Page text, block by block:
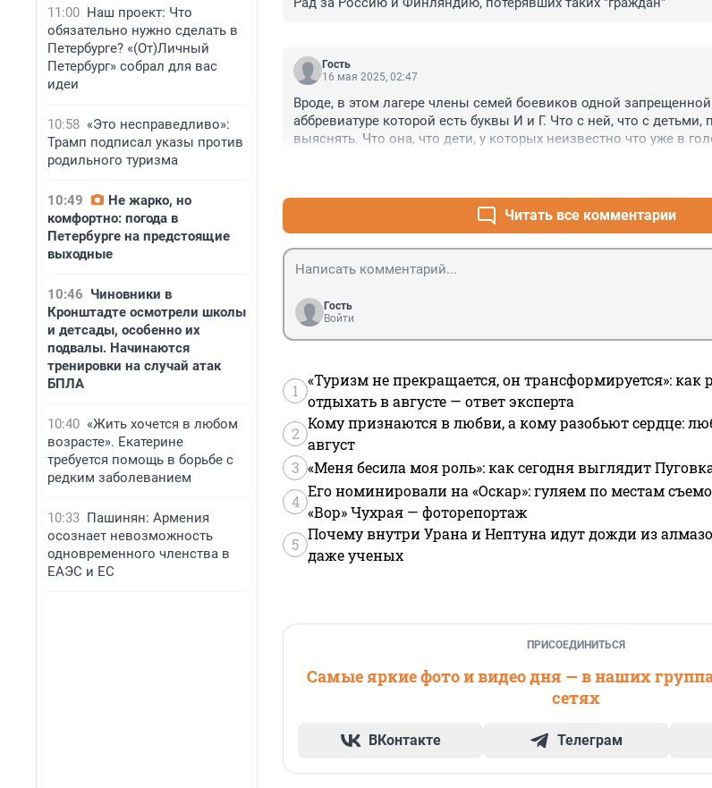
11:00 Наш проект: Что
обязательно нужно сделать в
Петербурге? «(От)Личный
Петербург» собрал для вас
идеи
10:58 «Это несправедливо»:
Трамп подписал указы против
родильного туризма
10:49
Не жарко, но
комфортно: погода в
Петербурге на предстоящие
выходные
10:46 Чиновники в
Кронштадте осмотрели школы
и детсады, особенно их
подвалы. Начинаются
тренировки на случай атак
БПЛА
10:40 «Жить хочется в любом
возрасте». Екатерине
требуется помощь в борьбе с
редким заболеванием
10:33 Пашинян: Армения
осознает невозможность
одновременного членства в
ЕАЭС и ЕС
Гость
16 мая 2025, 02:47
Вроде, в этом лагере члены семей боевиков одной
аббревиатуре которой есть буквы И и Г. Что с ней, что с детьми,
выяснять. Что она, что дети, у которых неизвестно что уже в
Читать все комментарии
Гость
Войти
1
«Туризм не прекращается, он трансформируется»: как
отдыхать в августе — ответ эксперта
2
Кому признаются в любви, а кому разобьют сердце:
август
3 «Меня бесила моя роль»: как сегодня выглядит
4
Его номинировали на «Оскар»: гуляем по местам
«Вор» Чухрая — фоторепортаж
5
Почему внутри Урана и Нептуна идут дожди из
даже ученых
ПРИСОЕДИНИТЬСЯ
Самые яркие фото и видео дня — в наших
сетях
ВКонтакте Телеграм